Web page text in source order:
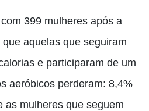
399 mulheres após a
aquelas que seguiram
e participaram de um
aeróbicos perderam: 8,4%
as mulheres que seguem